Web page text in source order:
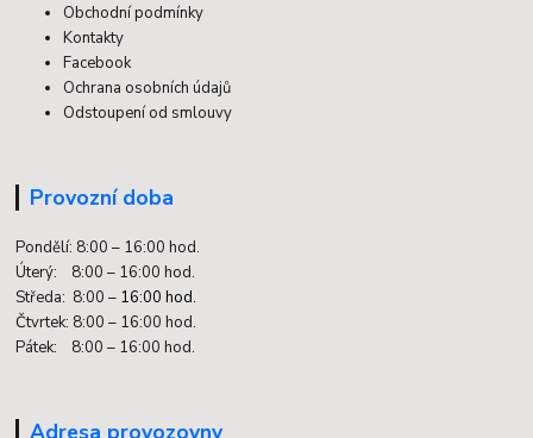
Obchodní podmínky
Kontakty
Facebook
Ochrana osobních údajů
Odstoupení od smlouvy
Provozní doba
Pondělí: 8:00 – 16:00 hod.
Úterý: 8:00 – 16:00 hod.
Středa: 8:00 – 16:00 hod.
Čtvrtek: 8:00 – 16:00 hod.
Pátek: 8:00 – 16:00 hod.